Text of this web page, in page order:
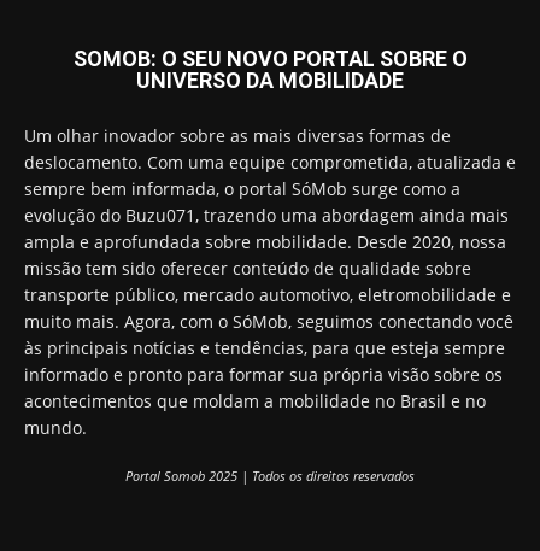
SOMOB: O SEU NOVO PORTAL SOBRE O
UNIVERSO DA MOBILIDADE
Um olhar inovador sobre as mais diversas formas de
deslocamento. Com uma equipe comprometida, atualizada e
sempre bem informada, o portal SóMob surge como a
evolução do Buzu071, trazendo uma abordagem ainda mais
ampla e aprofundada sobre mobilidade. Desde 2020, nossa
missão tem sido oferecer conteúdo de qualidade sobre
transporte público, mercado automotivo, eletromobilidade e
muito mais. Agora, com o SóMob, seguimos conectando você
às principais notícias e tendências, para que esteja sempre
informado e pronto para formar sua própria visão sobre os
acontecimentos que moldam a mobilidade no Brasil e no
mundo.
Portal Somob 2025 | Todos os direitos reservados